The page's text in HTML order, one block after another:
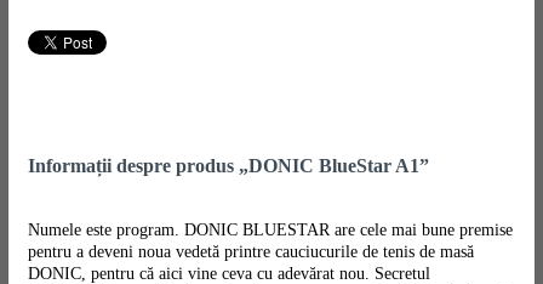
Informații despre produs „DONIC BlueStar A1”
Numele este program. DONIC BLUESTAR are cele mai bune premise
pentru a deveni noua vedetă printre cauciucurile de tenis de masă
DONIC, pentru că aici vine ceva cu adevărat nou. Secretul